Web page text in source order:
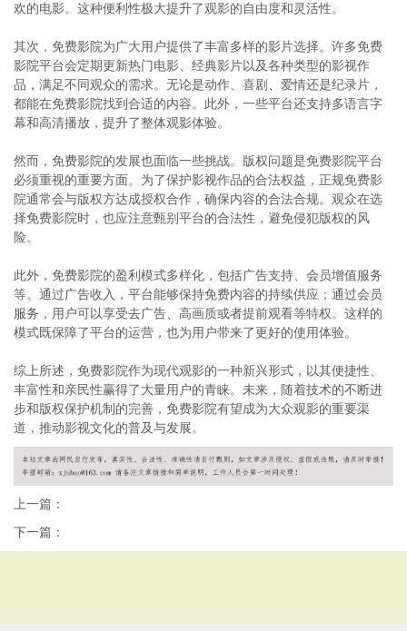
欢的电影。这种便利性极大提升了观影的自由度和灵活性。
其次，免费影院为广大用户提供了丰富多样的影片选择。许多免费
影院平台会定期更新热门电影、经典影片以及各种类型的影视作
品，满足不同观众的需求。无论是动作、喜剧、爱情还是纪录片，
都能在免费影院找到合适的内容。此外，一些平台还支持多语言字
幕和高清播放，提升了整体观影体验。
然而，免费影院的发展也面临一些挑战。版权问题是免费影院平台
必须重视的重要方面。为了保护影视作品的合法权益，正规免费影
院通常会与版权方达成授权合作，确保内容的合法合规。观众在选
择免费影院时，也应注意甄别平台的合法性，避免侵犯版权的风
险。
此外，免费影院的盈利模式多样化，包括广告支持、会员增值服务
等。通过广告收入，平台能够保持免费内容的持续供应；通过会员
服务，用户可以享受去广告、高画质或者提前观看等特权。这样的
模式既保障了平台的运营，也为用户带来了更好的使用体验。
综上所述，免费影院作为现代观影的一种新兴形式，以其便捷性、
丰富性和亲民性赢得了大量用户的青睐。未来，随着技术的不断进
步和版权保护机制的完善，免费影院有望成为大众观影的重要渠
道，推动影视文化的普及与发展。
上一篇：
下一篇：